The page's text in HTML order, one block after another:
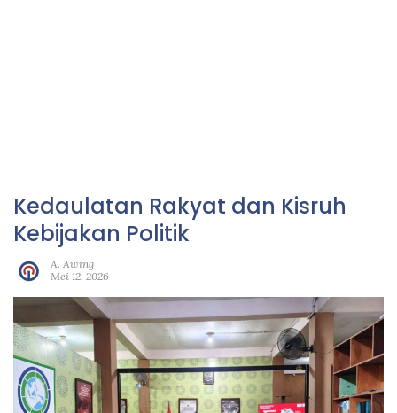
Kedaulatan Rakyat dan Kisruh
Kebijakan Politik
A. Awing
Mei 12, 2026